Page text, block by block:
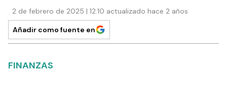
2 de febrero de 2025 | 12:10 actualizado hace 2 años
Añadir como fuente en
FINANZAS